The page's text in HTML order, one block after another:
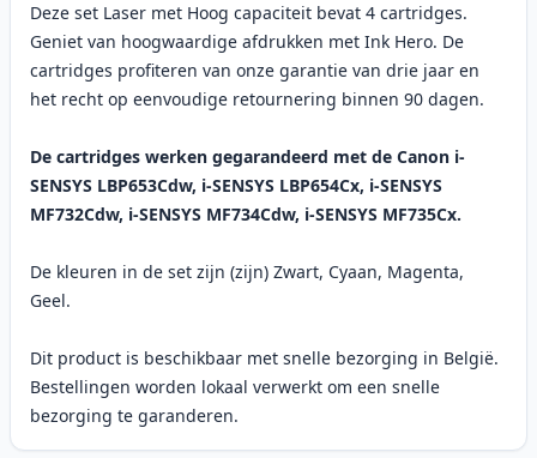
Deze set Laser met Hoog capaciteit bevat 4 cartridges.
Geniet van hoogwaardige afdrukken met Ink Hero. De
cartridges profiteren van onze garantie van drie jaar en
het recht op eenvoudige retournering binnen 90 dagen.
De cartridges werken gegarandeerd met de Canon i-
SENSYS LBP653Cdw, i-SENSYS LBP654Cx, i-SENSYS
MF732Cdw, i-SENSYS MF734Cdw, i-SENSYS MF735Cx.
De kleuren in de set zijn (zijn) Zwart, Cyaan, Magenta,
Geel.
Dit product is beschikbaar met snelle bezorging in België.
Bestellingen worden lokaal verwerkt om een snelle
bezorging te garanderen.